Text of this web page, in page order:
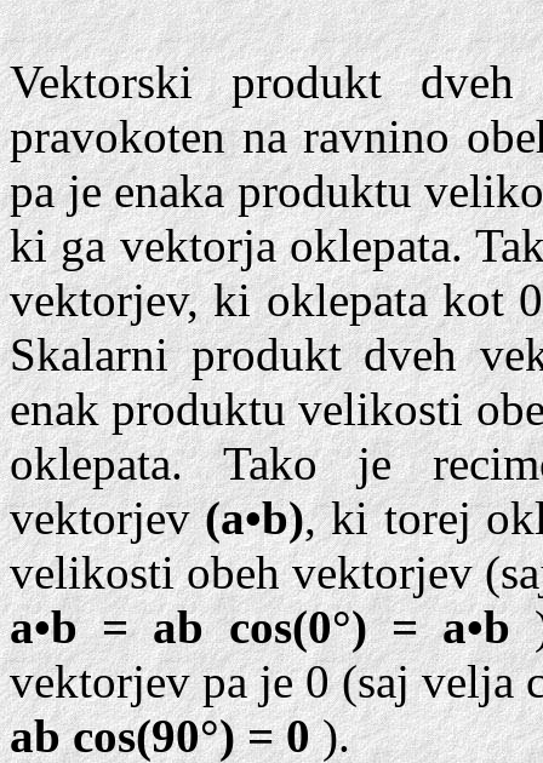
Vektorski produkt
pravokoten na ravnino
pa je enaka produktu
ki ga vektorja oklepata.
vektorjev, ki oklepata kot
Skalarni produkt dveh
enak produktu velikosti
oklepata. Tako je
vektorjev(a•b), ki torej
velikosti obeh vektorjev
a•b = ab cos(0°) = a•b
vektorjev pa je 0 (saj velja
ab cos(90°) = 0).